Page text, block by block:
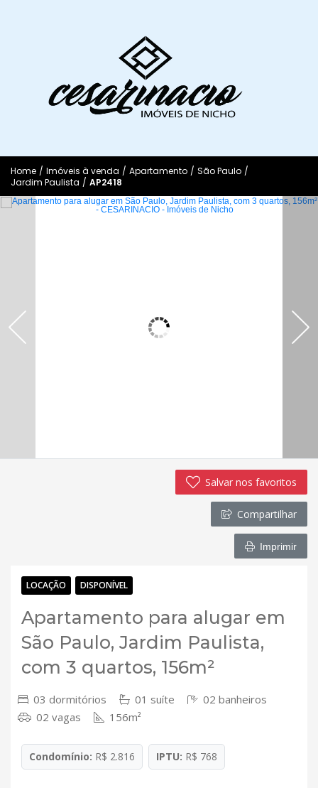
Home / Imóveis à venda / Apartamento / São Paulo /
Jardim Paulista / AP2418
Salvar nos favoritos
Compartilhar
Imprimir
LOCAÇÃO DISPONÍVEL
Apartamento para alugar em
São Paulo, Jardim Paulista,
com 3 quartos, 156m²
03 dormitórios 01 suíte
02 banheiros
02 vagas
156m²
Condomínio: R$ 2.816 IPTU: R$ 768